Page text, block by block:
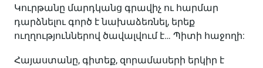
Կուրթանը մարդկանց գրավիչ ու հարմար
դարձնելու գործ է նախաձեռնել, երեք
ուղղություններով ծավալվում է… Պիտի հաջողի:
Հայաստանը, գիտեք, զորամասերի երկիր է